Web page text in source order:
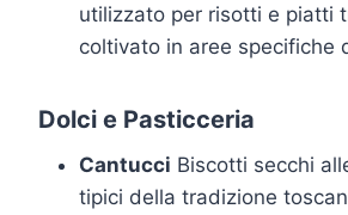
utilizzato per risotti e piatti
coltivato in aree specifiche
Dolci e Pasticceria
Cantucci Biscotti secchi
tipici della tradizione